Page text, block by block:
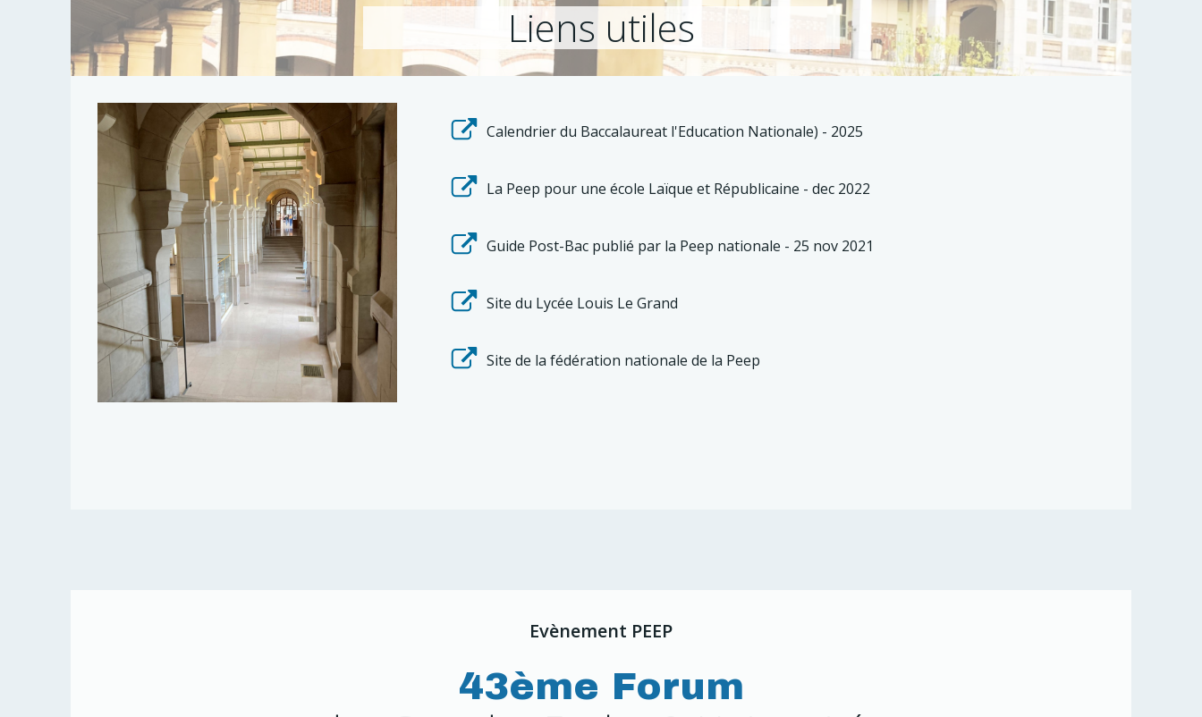
Liens utiles
Calendrier du Baccalaureat l'Education Nationale) - 2025
La Peep pour une école Laïque et Républicaine - dec 2022
Guide Post-Bac publié par la Peep nationale - 25 nov 2021
Site du Lycée Louis Le Grand
Site de la fédération nationale de la Peep
Evènement PEEP
43ème Forum